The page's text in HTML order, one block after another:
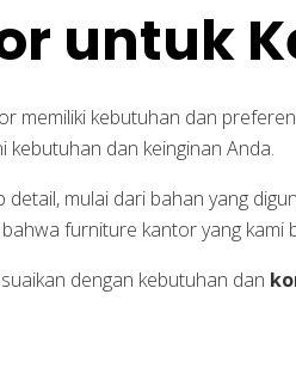
untuk
kebutuhan dan
dan keinginan Anda.
mulai dari bahan yang
furniture kantor yang kami
dengan kebutuhan dan